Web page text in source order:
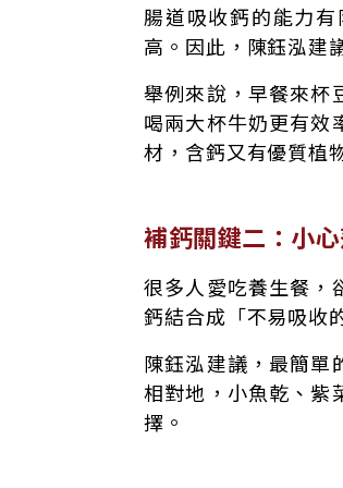
腸道吸收鈣的能力
高。因此，陳鈺泓建
舉例來說，早餐來杯
喝兩大杯牛奶更有效
材，含鈣又有優質植
補鈣關鍵二：小
很多人愛吃養生餐，
鈣結合成「不易吸收
陳鈺泓建議，最簡單
相對地，小魚乾、紫
擇。